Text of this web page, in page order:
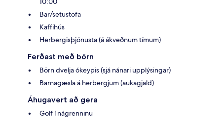
Bar/setustofa
Kaffihús
Herbergisþjónusta (á ákveðnum tímum)
Ferðast með börn
Börn dvelja ókeypis (sjá nánari upplýsingar)
Barnagæsla á herbergjum (aukagjald)
Áhugavert að gera
Golf í nágrenninu